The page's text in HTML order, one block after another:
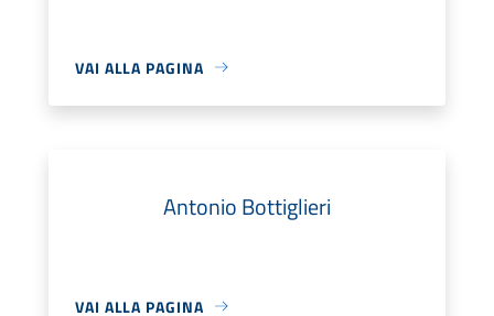
VAI ALLA PAGINA
Antonio Bottiglieri
VAI ALLA PAGINA